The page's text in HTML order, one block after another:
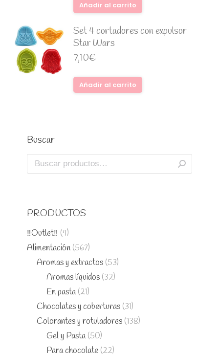
Añadir al carrito
Set 4 cortadores con expulsor
Star Wars
7,10€
Añadir al carrito
Buscar
PRODUCTOS
‼️Outlet‼️ (4)
Alimentación (567)
Aromas y extractos (53)
Aromas líquidos (32)
En pasta (21)
Chocolates y coberturas (31)
Colorantes y rotuladores (138)
Gel y Pasta (50)
Para chocolate (22)